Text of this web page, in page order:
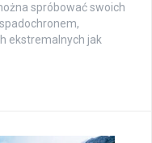
spróbować swoich
ekstremalnych jak